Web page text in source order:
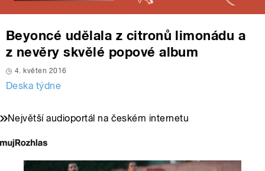
Beyoncé udělala z citronů limonádu a
z nevěry skvělé popové album
4. květen 2016
Deska týdne
Největší audioportál na českém internetu